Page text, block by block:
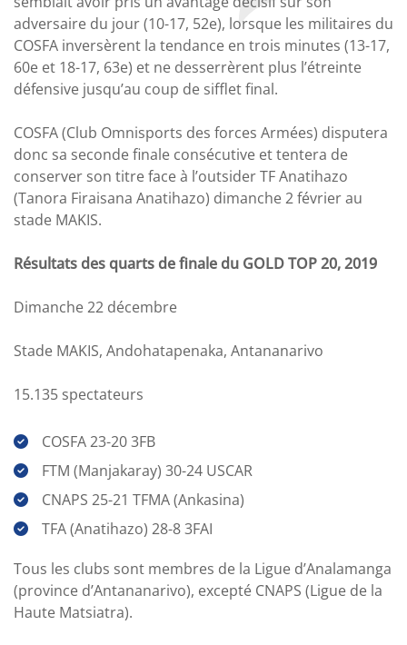
adversaire du jour (10-17, 52e), lorsque les militaires du
COSFA inversèrent la tendance en trois minutes (13-17,
60e et 18-17, 63e) et ne desserrèrent plus l’étreinte
défensive jusqu’au coup de sifflet final.
COSFA (Club Omnisports des forces Armées) disputera
donc sa seconde finale consécutive et tentera de
conserver son titre face à l’outsider TF Anatihazo
(Tanora Firaisana Anatihazo) dimanche 2 février au
stade MAKIS.
Résultats des quarts de finale du GOLD TOP 20, 2019
Dimanche 22 décembre
Stade MAKIS, Andohatapenaka, Antananarivo
15.135 spectateurs
COSFA 23-20 3FB
FTM (Manjakaray) 30-24 USCAR
CNAPS 25-21 TFMA (Ankasina)
TFA (Anatihazo) 28-8 3FAI
Tous les clubs sont membres de la Ligue d’Analamanga
(province d’Antananarivo), excepté CNAPS (Ligue de la
Haute Matsiatra).